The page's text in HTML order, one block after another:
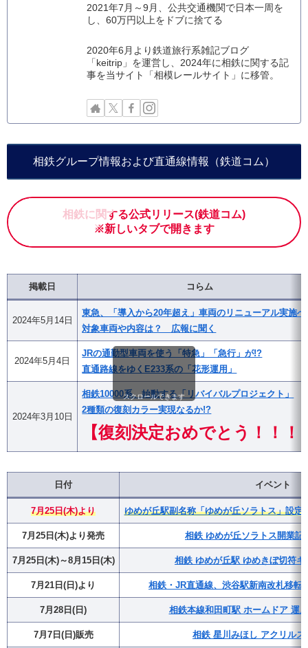
2021年7月～9月、公共交通機関で日本一周を
し、60万円以上をドブに捨てる
2020年6月より鉄道旅行系雑記ブログ
「keitrip」を運営し、2024年に相鉄に関する記
事を当サイト「相模レールサイト」に移管。
相鉄グループ情報および直通線情報（鉄道コム）
相鉄に関する公式リリース(鉄道コム)
※新しいタブで開きます
掲載日 コらム
2024年5月14日
東急、「導入から20年超え」車両のリニューアル実施へ
対象車両や内容は？ 広報に聞く
2024年5月4日
JRの通勤型車両を使う「特急」「急行」が!?
直通路線をゆくE233系の「花形運用」
2024年3月10日
相鉄10000系、始動する「リバイバルプロジェクト」
2種類の復刻カラー実現なるか!?
【復刻決定おめでとう！！！
スクロールできます
日付 イベント
7月25日(木)より ゆめが丘駅副名称「ゆめが丘ソラトス」設定
7月25日(木)より発売 相鉄 ゆめが丘ソラトス開業記
7月25日(木)～8月15日(木) 相鉄 ゆめが丘駅 ゆめきぼ切符
7月21日(日)より 相鉄・JR直通線、渋谷駅新南改札移転
7月28日(日) 相鉄本線和田町駅 ホームドア 運
7月7日(日)販売 相鉄 星川みほし アクリルス